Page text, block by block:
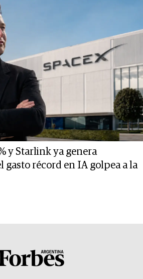
y Starlink ya genera
gasto récord en IA golpea a la